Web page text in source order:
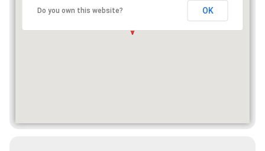
Do you own this website? OK